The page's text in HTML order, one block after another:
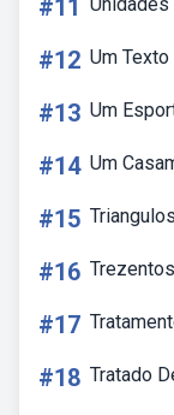
#11
#12 Um
#13 Um
#14 Um
#15
#16
#17
#18 Tratado